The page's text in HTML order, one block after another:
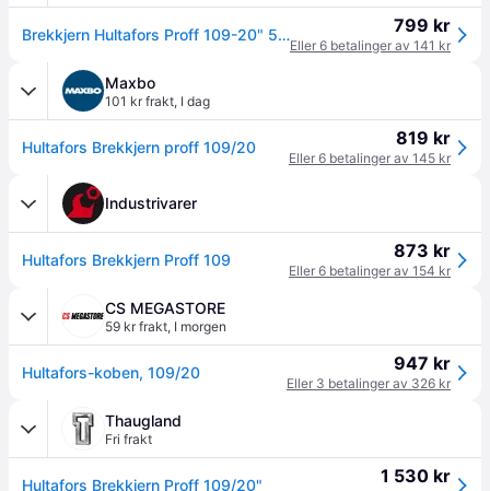
Brekkjern Hultafors Proff 109-20" 500mm 799 kr
Eller 6 betalinger av 141 kr
Maxbo
101 kr frakt, I dag
Hultafors Brekkjern proff 109/20 819 kr
Eller 6 betalinger av 145 kr
Industrivarer
Hultafors Brekkjern Proff 109 873 kr
Eller 6 betalinger av 154 kr
CS MEGASTORE
59 kr frakt, I morgen
Hultafors-koben, 109/20 947 kr
Eller 3 betalinger av 326 kr
Thaugland
Fri frakt
Hultafors Brekkjern Proff 109/20" 1 530 kr